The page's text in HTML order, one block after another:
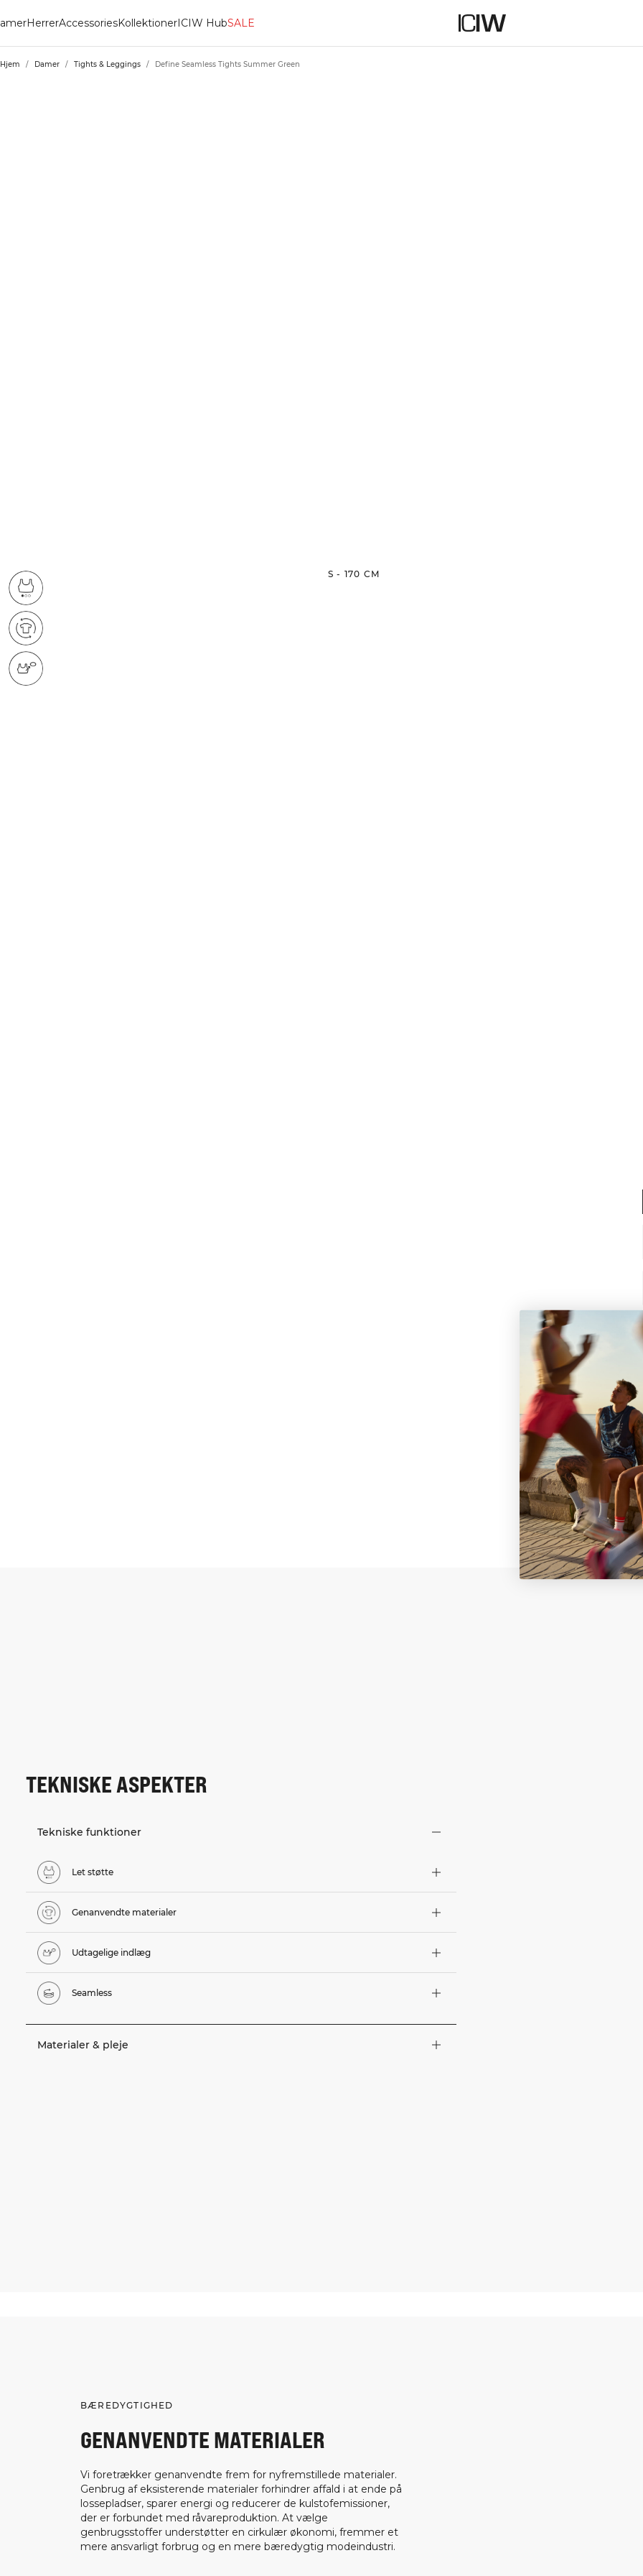
HerrerAccessoriesKollektionerICIW HubSALE
Hjem / Damer / Tights & Leggings / Define Seamless Tights Summer Green
S - 170 CM
TEKNISKE ASPEKTER
Tekniske funktioner
Let støtte
Genanvendte materialer
Udtagelige indlæg
Seamless
Materialer & pleje
BÆREDYGTIGHED
GENANVENDTE MATERIALER
Vi foretrækker genanvendte frem for nyfremstillede materialer.
Genbrug af eksisterende materialer forhindrer affald i at ende på
lossepladser, sparer energi og reducerer de kulstofemissioner,
der er forbundet med råvareproduktion. At vælge
genbrugsstoffer understøtter en cirkulær økonomi, fremmer et
mere ansvarligt forbrug og en mere bæredygtig modeindustri.